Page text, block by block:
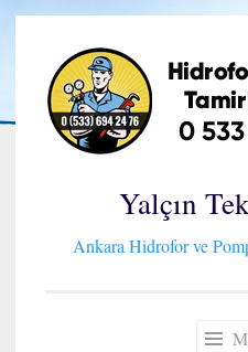
İçeriğe
geç
Yalçın
Ankara Hidrofor ve